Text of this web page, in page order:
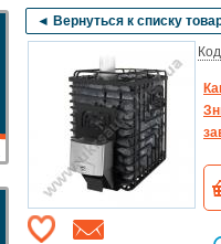
◄ Вернуться к списку